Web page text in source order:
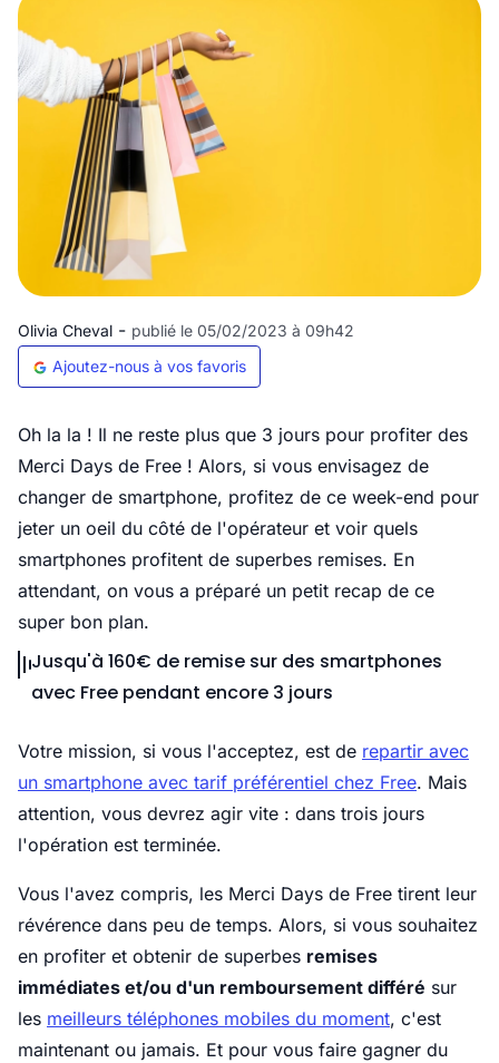
Olivia Cheval - publié le 05/02/2023 à 09h42
Ajoutez-nous à vos favoris
Oh la la ! Il ne reste plus que 3 jours pour profiter des
Merci Days de Free ! Alors, si vous envisagez de
changer de smartphone, profitez de ce week-end pour
jeter un oeil du côté de l'opérateur et voir quels
smartphones profitent de superbes remises. En
attendant, on vous a préparé un petit recap de ce
super bon plan.
Jusqu'à 160€ de remise sur des smartphones
avec Free pendant encore 3 jours
Votre mission, si vous l'acceptez, est de repartir avec
un smartphone avec tarif préférentiel chez Free. Mais
attention, vous devrez agir vite : dans trois jours
l'opération est terminée.
Vous l'avez compris, les Merci Days de Free tirent leur
révérence dans peu de temps. Alors, si vous souhaitez
en profiter et obtenir de superbes remises
immédiates et/ou d'un remboursement différé sur
les meilleurs téléphones mobiles du moment, c'est
maintenant ou jamais. Et pour vous faire gagner du